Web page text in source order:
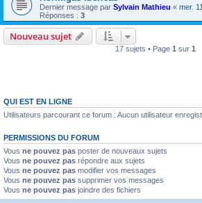
Dernier message par Sylvain Mathieu « mer.
Réponses : 3
Nouveau sujet
17 sujets • Page 1 sur 1
QUI EST EN LIGNE
Utilisateurs parcourant ce forum : Aucun utilisateur
PERMISSIONS DU FORUM
Vous ne pouvez pas poster de nouveaux sujets
Vous ne pouvez pas répondre aux sujets
Vous ne pouvez pas modifier vos messages
Vous ne pouvez pas supprimer vos messages
Vous ne pouvez pas joindre des fichiers